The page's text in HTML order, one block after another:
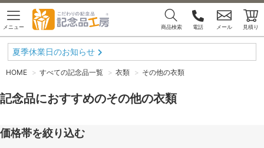
メニュー 商品検索 電話 メール 見積り
夏季休業日のお知らせ
HOME すべての記念品一覧 衣類 その他の衣類
記念品におすすめのその他の衣類
価格帯を絞り込む